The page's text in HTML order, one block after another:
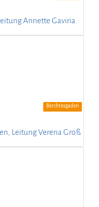
Annette Gaviria
Berchtesgaden
Leitung Verena Groß